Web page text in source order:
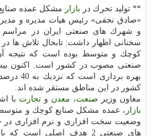
** تولید تحرك در بازار مشكل عمده
«صادق نجفی» رئیس هیات مدیره و
و شهرك های صنعتی ایران در مراسم
سخنانی اظهار داشت: تابحال تلاش ها
بهره
كشور در این مناطق مستقر شده اند.
معاون وزیر صنعت، معدن و تجارت با
بازار ، عمده مشكل صنایع كوچك و
وضعیت سخت افزاری و نرم افزاری در
های صنعتی 2 هدف اصلی